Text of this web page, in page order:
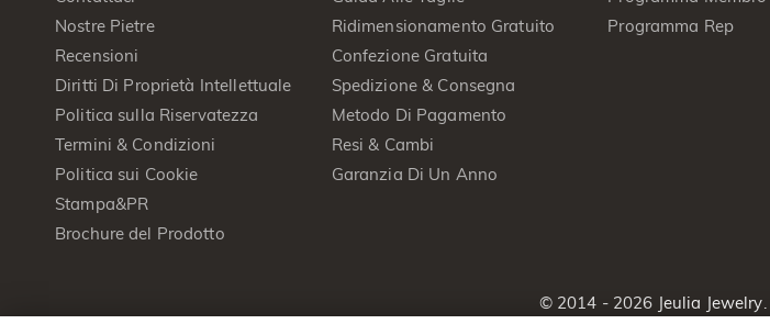
Nostre Pietre
Recensioni
Diritti Di Proprietà Intellettuale
Politica sulla Riservatezza
Termini & Condizioni
Politica sui Cookie
Stampa&PR
Brochure del Prodotto
Ridimensionamento Gratuito
Confezione Gratuita
Spedizione & Consegna
Metodo Di Pagamento
Resi & Cambi
Garanzia Di Un Anno
Programma Rep
© 2014 - 2026 Jeulia Jewelry